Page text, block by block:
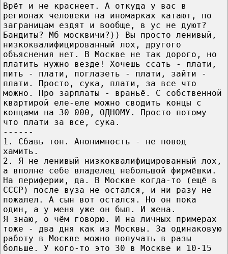
Врёт и не краснеет. А откуда у вас в
регионах человеки на иномарках катают, по
заграницам ездят и вообще, в ус не дуют?
Бандиты? Мб москвичи?)) Вы просто ленивый,
низкоквалифицированный лох, другого
объяснения нет. В Москве не так дорого, но
платить нужно везде! Хочешь ссать - плати,
пить - плати, поглазеть - плати, зайти -
плати. Просто, сука, плати, за все что
можно. Про зарплаты - враньё. С собственной
квартирой еле-еле можно сводить концы с
концами на 30 000, ОДНОМУ. Просто потому
что плати за все, сука.
------
1. Сбавь тон. Анонимность - не повод
хамить.
2. Я не ленивый низкоквалифицированный лох,
а вполне себе владелец небольшой фирмёшки.
На периферии, да. В Москве когда-то (ещё в
СССР) после вуза не остался, и ни разу не
пожалел. А сын вот остался. Но он пока
один, а у меня уже он был. И жена.
Я знаю, о чём говорю. И на личных примерах
тоже - два дня как из Москвы. За одинаковую
работу в Москве можно получать в разы
больше. У кого-то это 30 в Москве и 10-15